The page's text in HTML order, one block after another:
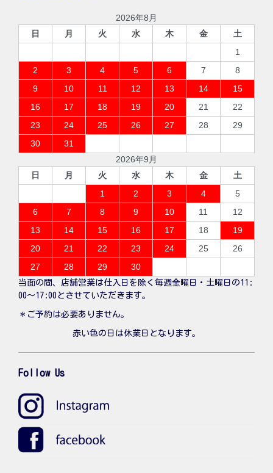
2026年8月
日
月 火 水 木 金
土
1
2
3 4 5 6 7
8
9
10 11 12 13 14
15
16
17 18 19 20 21
22
23
24 25 26 27 28
29
30
31
2026年9月
日
月 火 水 木 金
土
1
2 3 4
5
6
7 8 9 10 11
12
13
14 15 16 17 18
19
20
21 22 23 24 25
26
27
28 29 30
当面の間、店舗営業は仕入日を除く毎週金曜日・土曜日の11:
00〜17:00とさせていただきます。
＊ご予約は必要ありません。
赤い色の日は休業日となります。
Follow Us